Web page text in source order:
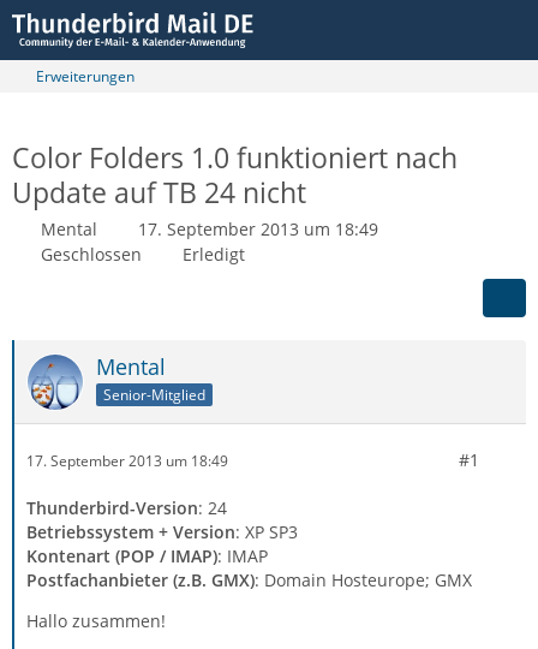
Erweiterungen
Color Folders 1.0 funktioniert nach
Update auf TB 24 nicht
Mental
17. September 2013 um 18:49
Geschlossen
Erledigt
Mental
Senior-Mitglied
17. September 2013 um 18:49 #1
Thunderbird-Version: 24
Betriebssystem + Version: XP SP3
Kontenart (POP / IMAP): IMAP
Postfachanbieter (z.B. GMX): Domain Hosteurope; GMX
Hallo zusammen!